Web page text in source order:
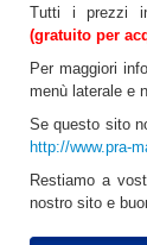
Tutti i prezzi
(gratuito per
Per maggiori
menù laterale e
Se questo sito
http://www.pra-
Restiamo a
nostro sito e